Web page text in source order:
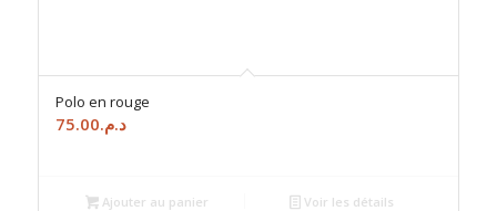
Polo en rouge
د.م.75.00
Ajouter au panier Voir les détails